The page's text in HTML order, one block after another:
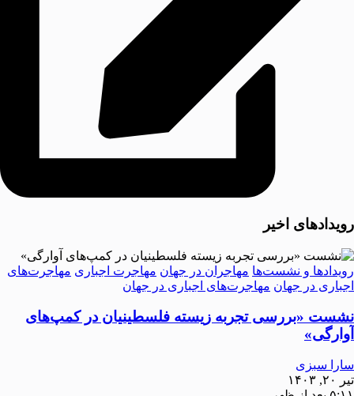
رویدادهای اخیر
رویدادها و نشست‌ها مهاجران در جهان مهاجرت اجباری مهاجرت‌های
اجباری در جهان مهاجرت‌های اجباری در جهان
نشست «بررسی تجربه‌ زیسته فلسطینیان در کمپ‌های
آوارگی»
سارا سبزی
تیر ۲۰, ۱۴۰۳